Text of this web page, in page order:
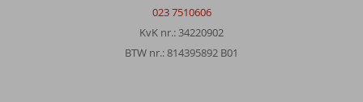
023 7510606
KvK nr.: 34220902
BTW nr.: 814395892 B01